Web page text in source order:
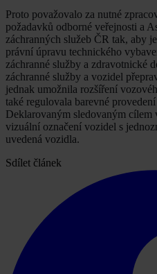
Proto považovalo za nutné
požadavků odborné veřejnosti a
záchranných služeb ČR tak, aby
právní úpravu technického
záchranné služby a zdravotnické
záchranné služby a vozidel
jednak umožnila rozšíření
také regulovala barevné
Deklarovaným sledovaným
vizuální označení vozidel s
uvedená vozidla.
Sdílet článek